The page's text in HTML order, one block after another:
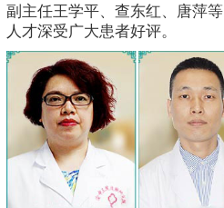
副主任王学平、查东红、唐萍
人才深受广大患者好评。